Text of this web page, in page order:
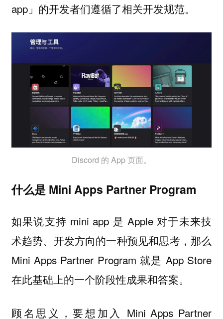
app」的开发者们遵循了相关开发规范。
Discord 的 App 页面。
什么是 Mini Apps Partner Program
如果说支持 mini app 是 Apple 对于未来技
术趋势、开发方向的一种预见和思考，那么
Mini Apps Partner Program 就是 App Store
在此基础上的一个阶段性成果和答案。
顾名思义，要想加入 Mini Apps Partner